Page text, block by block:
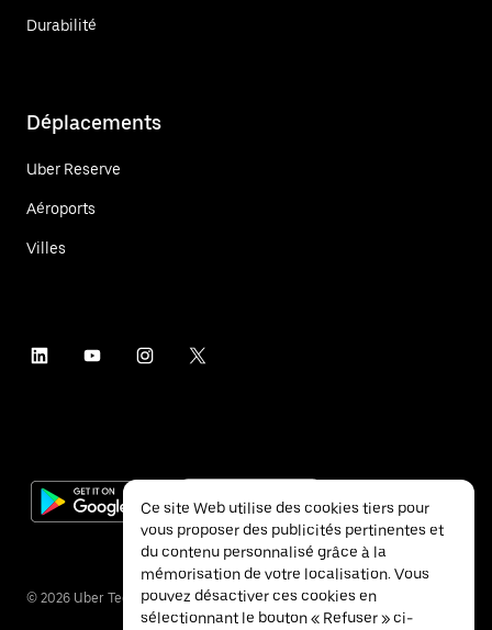
Durabilité
Déplacements
Uber Reserve
Aéroports
Villes
© 2026 Uber Technologies Inc.
Ce site Web utilise des cookies tiers pour
vous proposer des publicités pertinentes et
du contenu personnalisé grâce à la
mémorisation de votre localisation. Vous
pouvez désactiver ces cookies en
sélectionnant le bouton « Refuser » ci-